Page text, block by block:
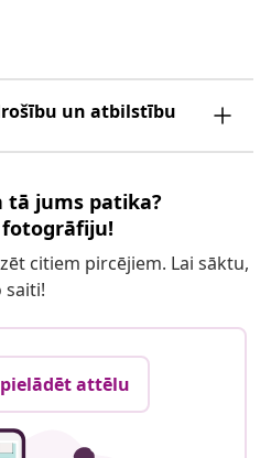
un atbilstību
tā jums patika?
citiem pircējiem. Lai sāktu,
saiti!
attēlu